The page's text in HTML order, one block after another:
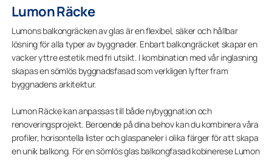
Lumon Räcke
Lumons balkongräcken av glas är en flexibel, säker och hållbar
lösning för alla typer av byggnader. Enbart balkongräcket skapar en
vacker yttre estetik med fri utsikt. I kombination med vår inglasning
skapas en sömlös byggnadsfasad som verkligen lyfter fram
byggnadens arkitektur.
Lumon Räcke kan anpassas till både nybyggnation och
renoveringsprojekt. Beroende på dina behov kan du kombinera våra
profiler, horisontella lister och glaspaneler i olika färger för att skapa
en unik balkong. För en sömlös glas balkongfasad kobinerese Lumon